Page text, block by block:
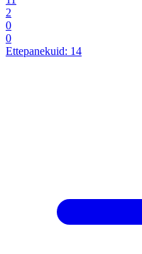
2
0
0
Ettepanekuid: 14